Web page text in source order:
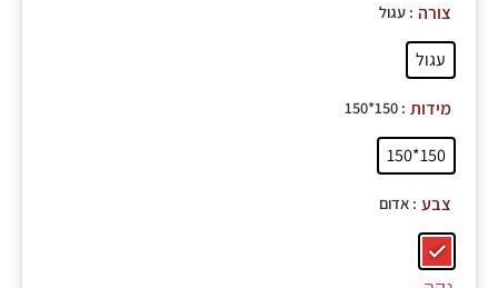
צורה : עגול
עגול
מידות : 150*150
150*150
צבע : אדום